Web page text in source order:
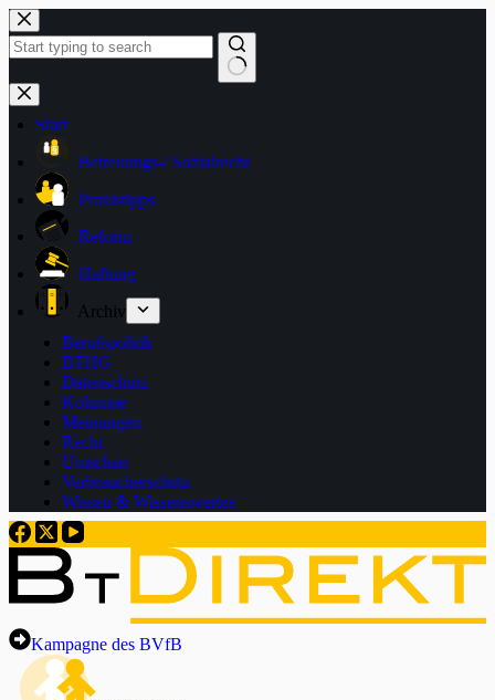
Zum
Inhalt
springen
Keine
Ergebnisse
Start
Betreuungs-/ Sozialrecht
Praxistipps
Reform
Haftung
Archiv
Berufspolitik
BTHG
Datenschutz
Kolumne
Meinungen
Recht
Umschau
Verbraucherschutz
Wissen & Wissenswertes
Kampagne des BVfB